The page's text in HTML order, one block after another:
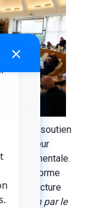
leur soutien
leur
départementale.
sous la forme
structure
par le
close